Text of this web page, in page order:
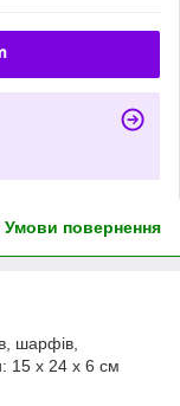
Умови повернення
шарфів,
15 х 24 х 6 см